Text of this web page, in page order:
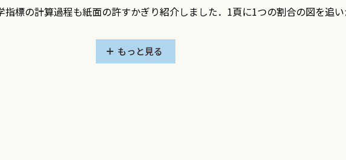
標の計算過程も紙面の許すかぎり紹介しました．1頁に1つの割合の図を追
もっと見る